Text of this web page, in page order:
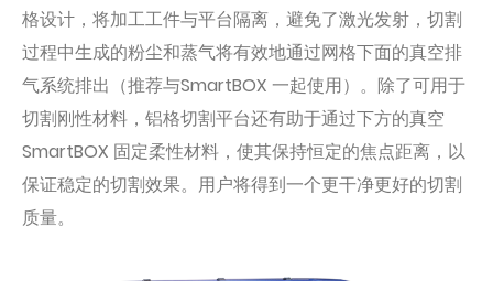
格设计，将加工工件与平台隔离，避免了激光发射，切割
过程中生成的粉尘和蒸气将有效地通过网格下面的真空排
气系统排出（推荐与SmartBOX 一起使用）。除了可用于
切割刚性材料，铝格切割平台还有助于通过下方的真空
SmartBOX 固定柔性材料，使其保持恒定的焦点距离，以
保证稳定的切割效果。用户将得到一个更干净更好的切割
质量。